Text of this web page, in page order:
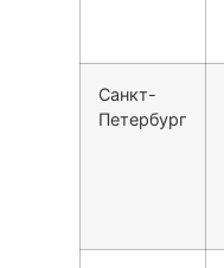
Санкт-
Петербург